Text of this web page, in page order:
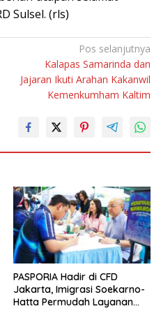
Sulѕеl. (rls)
Pos selanjutnya
Kalapas Samarinda dan
Jajaran Ikuti Arahan Kakanwil
Kemenkumham Kaltim
PASPORIA Hadir di CFD
Jakarta, Imigrasi Soekarno-
Hatta Permudah Layanan